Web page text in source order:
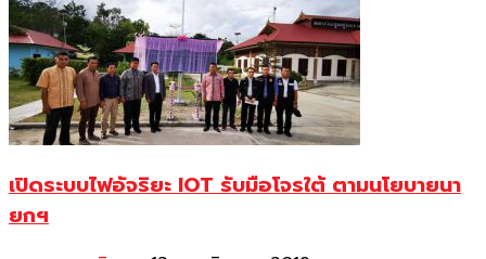
เปิดระบบไฟอัจริยะ IOT รับมือโจรใต้ ตามนโยบายนา
ยกฯ